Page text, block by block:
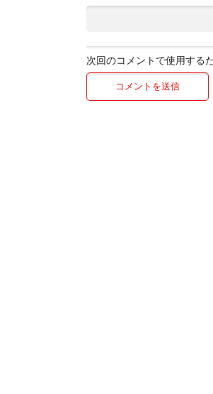
次回のコメントで使用する